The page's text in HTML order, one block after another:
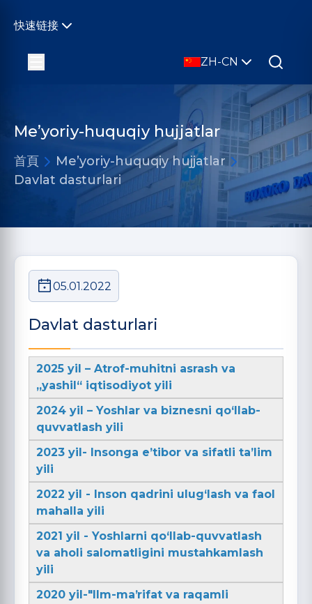
快速链接
ZH-CN
Me’yoriy-huquqiy hujjatlar
首頁
Me’yoriy-huquqiy hujjatlar
Davlat dasturlari
05.01.2022
Davlat dasturlari
2025 yil – Atrof-muhitni asrash va
„yashil“ iqtisodiyot yili
2024 yil – Yoshlar va biznesni qo‘llab-
quvvatlash yili
2023 yil- Insonga e’tibor va sifatli ta’lim
yili
2022 yil - Inson qadrini ulug‘lash va faol
mahalla yili
2021 yil - Yoshlarni qo‘llab-quvvatlash
va aholi salomatligini mustahkamlash
yili
2020 yil-"Ilm-maʼrifat va raqamli